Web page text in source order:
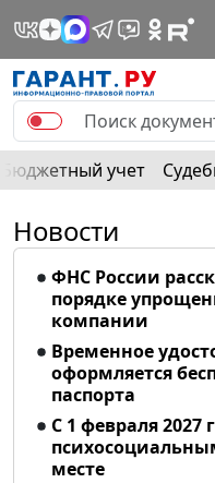
Бюджетный учет
Новости
ФНС России
порядке
компании
Временное
оформляется
паспорта
С 1 февраля 2027
месте